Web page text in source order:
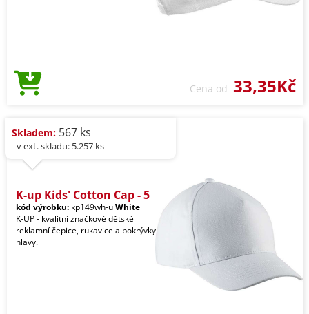
Cena od 33,35Kč
Skladem: 567 ks
- v ext. skladu: 5.257 ks
K-up Kids' Cotton Cap - 5
kód výrobku: kp149wh-uWhite
K-UP - kvalitní značkové dětské
reklamní čepice, rukavice a pokrývky
hlavy.